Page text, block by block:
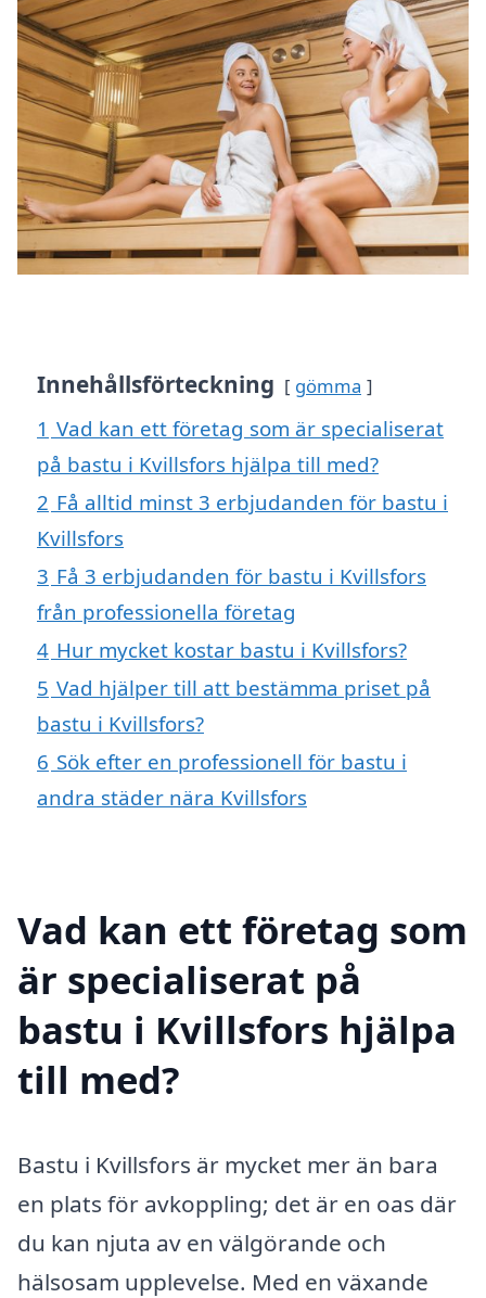
Innehållsförteckning gömma
1 Vad kan ett företag som är specialiserat
på bastu i Kvillsfors hjälpa till med?
2 Få alltid minst 3 erbjudanden för bastu i
Kvillsfors
3 Få 3 erbjudanden för bastu i Kvillsfors
från professionella företag
4 Hur mycket kostar bastu i Kvillsfors?
5 Vad hjälper till att bestämma priset på
bastu i Kvillsfors?
6 Sök efter en professionell för bastu i
andra städer nära Kvillsfors
Vad kan ett företag som
är specialiserat på
bastu i Kvillsfors hjälpa
till med?
Bastu i Kvillsfors är mycket mer än bara
en plats för avkoppling; det är en oas där
du kan njuta av en välgörande och
hälsosam upplevelse. Med en växande